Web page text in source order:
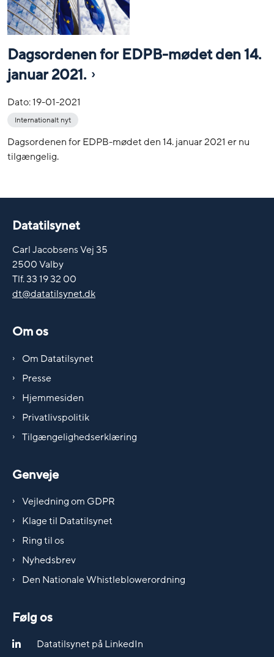
Dagsordenen for EDPB-mødet den 14.
januar 2021.
Dato:19-01-2021
Internationalt nyt
Dagsordenen for EDPB-mødet den 14. januar 2021 er nu
tilgængelig.
Datatilsynet
Carl Jacobsens Vej 35
2500 Valby
Tlf. 33 19 32 00
dt@datatilsynet.dk
Om os
Om Datatilsynet
Presse
Hjemmesiden
Privatlivspolitik
Tilgængelighedserklæring
Genveje
Vejledning om GDPR
Klage til Datatilsynet
Ring til os
Nyhedsbrev
Den Nationale Whistleblowerordning
Følg os
Datatilsynet på LinkedIn